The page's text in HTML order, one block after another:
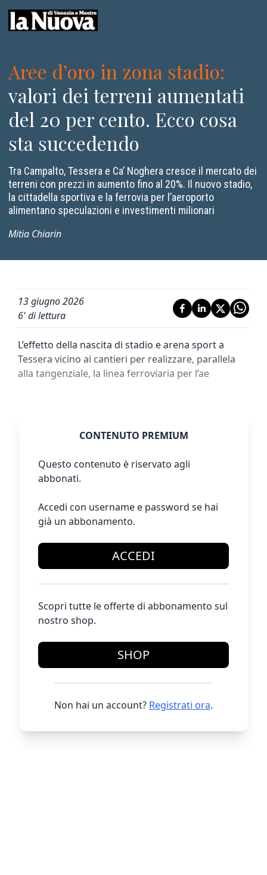
Aree d’oro in zona stadio:
valori dei terreni aumentati
del 20 per cento. Ecco cosa
sta succedendo
Tra Campalto, Tessera e Ca’ Noghera cresce il mercato dei
terreni con prezzi in aumento fino al 20%. Il nuovo stadio,
la cittadella sportiva e la ferrovia per l’aeroporto
alimentano speculazioni e investimenti milionari
Mitia Chiarin
13 giugno 2026
6' di lettura
L’effetto della nascita di stadio e arena sport a
Tessera vicino ai cantieri per realizzare, parallela
alla tangenziale, la linea ferroviaria per l’ae
CONTENUTO PREMIUM
Questo contenuto è riservato agli
abbonati.
Accedi con username e password se hai
già un abbonamento.
ACCEDI
Scopri tutte le offerte di abbonamento sul
nostro shop.
SHOP
Non hai un account? Registrati ora.